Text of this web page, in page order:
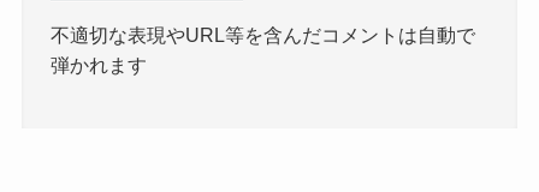
不適切な表現やURL等を含んだコメントは自動で
弾かれます